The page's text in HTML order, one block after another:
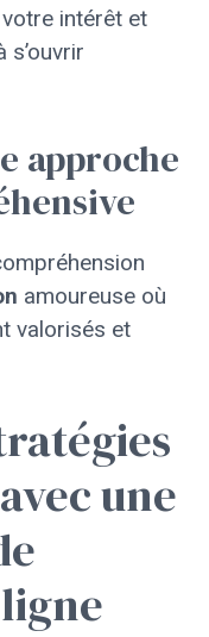
intérêt et
approche
amoureuse où
valorisés et
une